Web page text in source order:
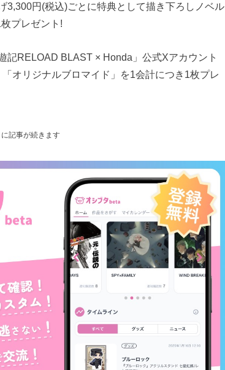
3,300円(税込)ごとに特典として描き下ろしノベル
プレゼント!
記RELOAD BLAST × Honda」公式Xアカウント
オリジナルブロマイド」を1会計につき1枚プレ
記事が続きます